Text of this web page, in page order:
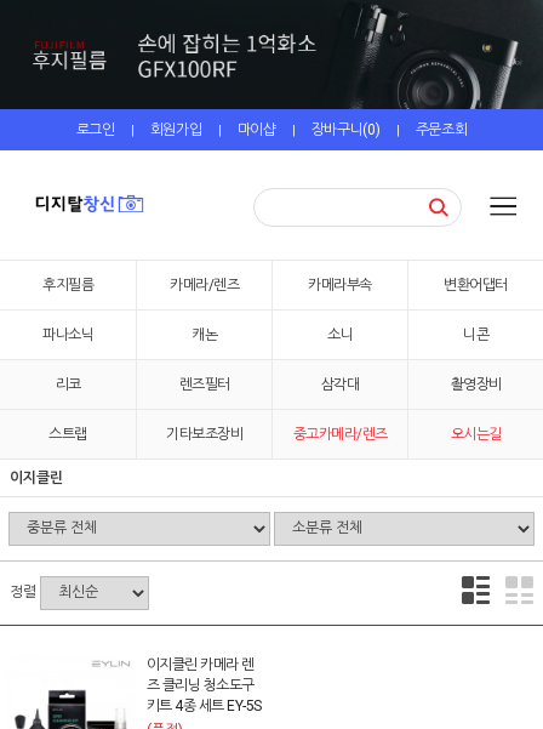
로그인 | 회원가입 | 마이샵 | 장바구니(0) | 주문조회
후지필름 카메라/렌즈 카메라부속 변환어댑터
파나소닉 캐논 소니 니콘
리코 렌즈필터 삼각대 촬영장비
스트랩 기타보조장비 중고카메라/렌즈 오시는길
이지클린
정렬
이지클린 카메라 렌
즈 클리닝 청소도구
키트 4종 세트 EY-5S